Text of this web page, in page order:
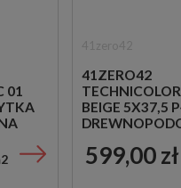
01
41ZERO42
BEIGE 5X37,5
599,00 zł